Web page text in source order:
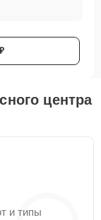
центра
и типы